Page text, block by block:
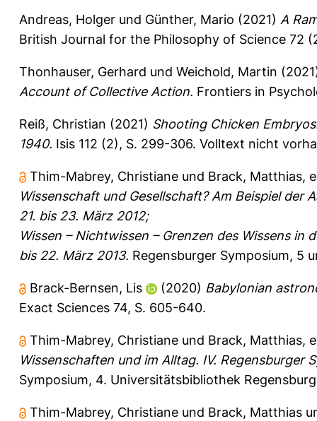
Andreas, Holger und Günther, Mario (2021) A
British Journal for the Philosophy of Science 72
Thonhauser, Gerhard und Weichold, Martin
Account of Collective Action. Frontiers in
Reiß, Christian (2021) Shooting Chicken
1940. Isis 112 (2), S. 299-306. Volltext nicht
Thim-Mabrey, Christiane und Brack, Matthias,
Wissenschaft und Gesellschaft? Am Beispiel der
21. bis 23. März 2012;
Wissen – Nichtwissen – Grenzen des Wissens in
bis 22. März 2013. Regensburger Symposium, 5
Brack-Bernsen, Lis (2020) Babylonian
Exact Sciences 74, S. 605-640.
Thim-Mabrey, Christiane und Brack, Matthias,
Wissenschaften und im Alltag. IV. Regensburger
Symposium, 4. Universitätsbibliothek
Thim-Mabrey, Christiane und Brack, Matthias